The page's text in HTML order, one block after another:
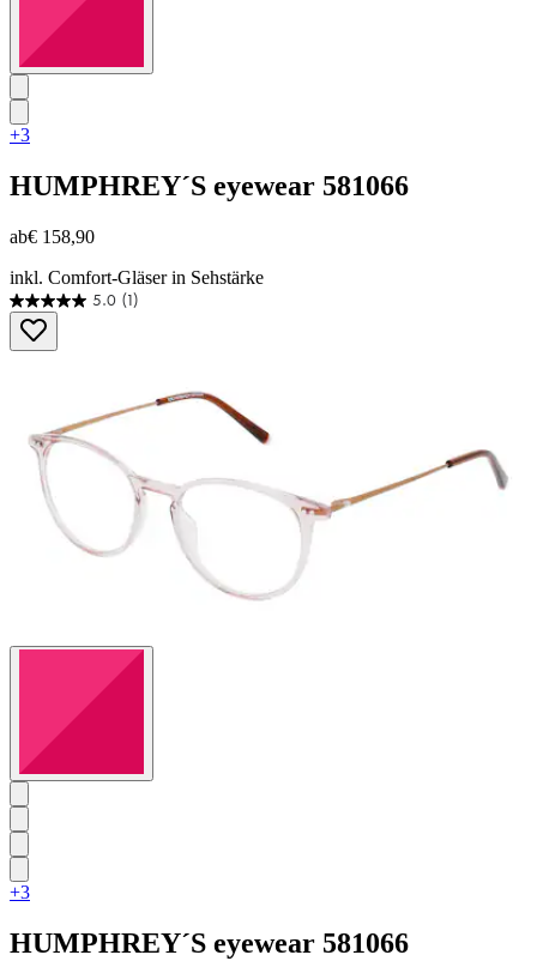
+3
HUMPHREY´S eyewear 581066
ab€ 158,90
inkl. Comfort-Gläser in Sehstärke
5.0 (1)
5.0
von
5
Bewertung
+3
HUMPHREY´S eyewear 581066